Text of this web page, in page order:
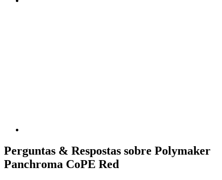
Perguntas & Respostas sobre Polymaker
Panchroma CoPE Red